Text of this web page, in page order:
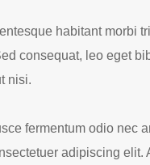
habitant morbi
consequat, leo eget
nisi.
fermentum odio nec
adipiscing elit.